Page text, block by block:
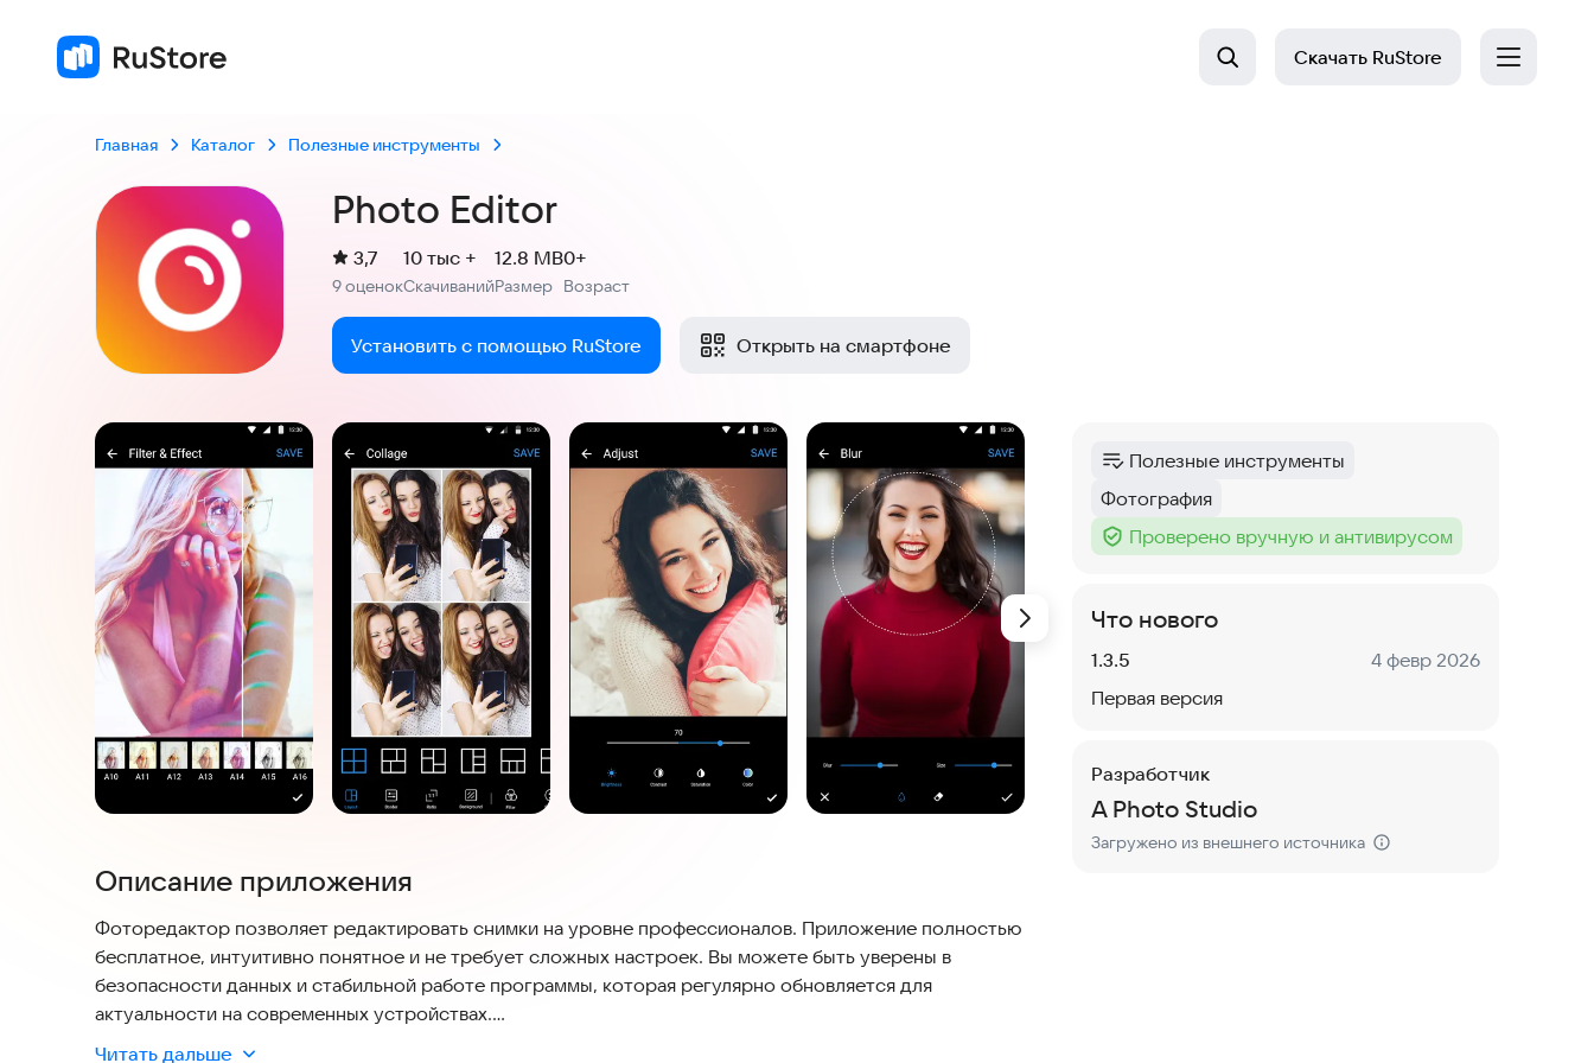
Скачать RuStore
Главная Каталог Полезные инструменты
Photo Editor
Рейтинг:
3,7
9 оценокСкачиваний
10 тыс +
Размер
12.8 MB
Возраст
0+
Установить с помощью RuStore Открыть на смартфоне
Скриншоты
Описание приложения
Фоторедактор позволяет редактировать снимки на уровне профессионалов. Приложение полностью
бесплатное, интуитивно понятное и не требует сложных настроек. Вы можете быть уверены в
безопасности данных и стабильной работе программы, которая регулярно обновляется для
актуальности на современных устройствах.
Читать дальше
Категория:
Полезные инструменты
Тег :
Фотография
Тег :
Проверено вручную и антивирусом
Что нового
Версия:
1.3.5 Дата:
4 февр 2026
Первая версия
Разработчик
A Photo Studio
Загружено из внешнего источника